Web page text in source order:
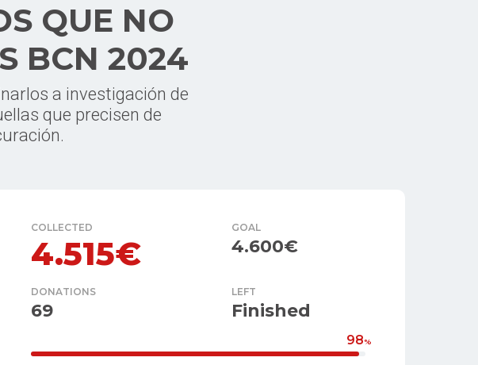
QUE NO
BCN 2024
a investigación de
que precisen de
COLLECTED
4.515€
GOAL
4.600€
DONATIONS
69
LEFT
Finished
98%